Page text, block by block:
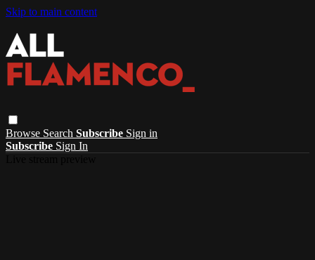
Skip to main content
Browse Search Subscribe Sign in
Subscribe Sign In